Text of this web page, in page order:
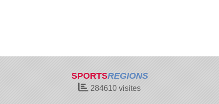
SPORTSREGIONS
284610 visites